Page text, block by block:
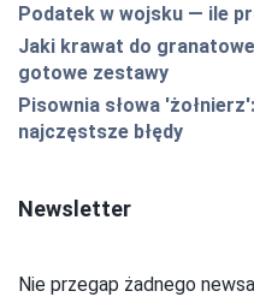
Podatek w wojsku — ile
Jaki krawat do
gotowe zestawy
Pisownia słowa
najczęstsze błędy
Newsletter
Nie przegap żadnego